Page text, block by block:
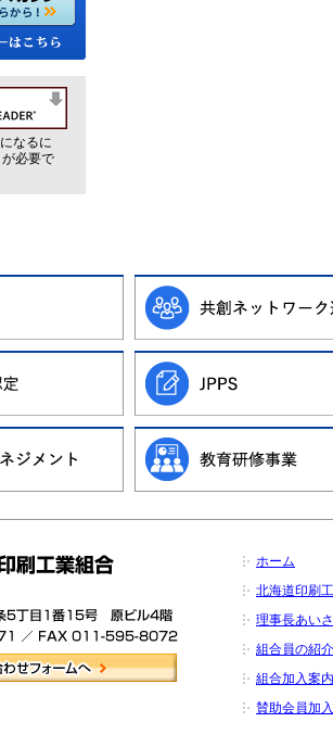
なるに
が必要で
ホーム
北海道印刷
理事長あい
組合員の紹介
組合加入案内
賛助会員加